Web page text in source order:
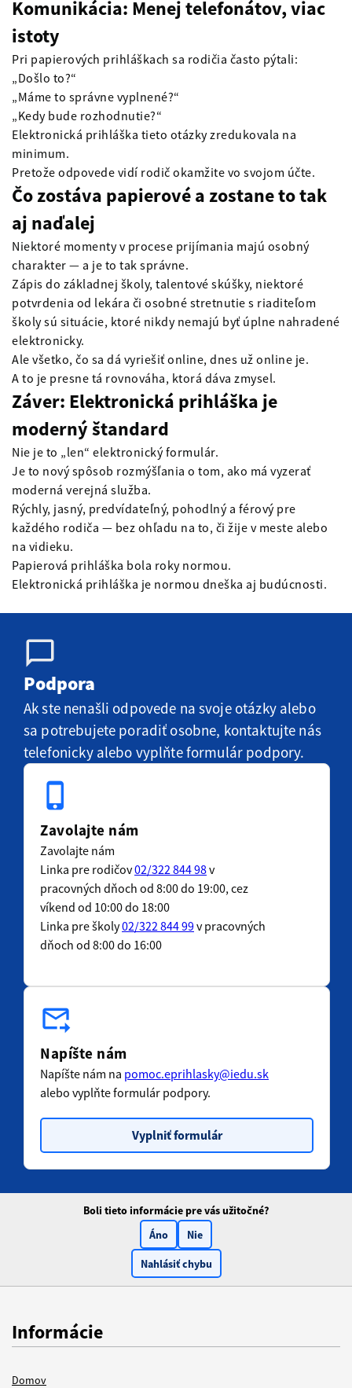
Komunikácia: Menej telefonátov, viac
istoty
Pri papierových prihláškach sa rodičia často pýtali:
„Došlo to?“
„Máme to správne vyplnené?“
„Kedy bude rozhodnutie?“
Elektronická prihláška tieto otázky zredukovala na
minimum.
Pretože odpovede vidí rodič okamžite vo svojom účte.
Čo zostáva papierové a zostane to tak
aj naďalej
Niektoré momenty v procese prijímania majú osobný
charakter — a je to tak správne.
Zápis do základnej školy, talentové skúšky, niektoré
potvrdenia od lekára či osobné stretnutie s riaditeľom
školy sú situácie, ktoré nikdy nemajú byť úplne nahradené
elektronicky.
Ale všetko, čo sa dá vyriešiť online, dnes už online je.
A to je presne tá rovnováha, ktorá dáva zmysel.
Záver: Elektronická prihláška je
moderný štandard
Nie je to „len“ elektronický formulár.
Je to nový spôsob rozmýšľania o tom, ako má vyzerať
moderná verejná služba.
Rýchly, jasný, predvídateľný, pohodlný a férový pre
každého rodiča — bez ohľadu na to, či žije v meste alebo
na vidieku.
Papierová prihláška bola roky normou.
Elektronická prihláška je normou dneška aj budúcnosti.
Podpora
Ak ste nenašli odpovede na svoje otázky alebo
sa potrebujete poradiť osobne, kontaktujte nás
telefonicky alebo vyplňte formulár podpory.
phone_iphone
Zavolajte nám
Zavolajte nám
Linka pre rodičov02/322 844 98v
pracovných dňoch od 8:00 do 19:00, cez
víkend od 10:00 do 18:00
Linka pre školy02/322 844 99v pracovných
dňoch od 8:00 do 16:00
forward_to_inbox
Napíšte nám
Napíšte nám na pomoc.eprihlasky@iedu.sk
alebo vyplňte formulár podpory.
Vyplniť formulár
Boli tieto informácie pre vás užitočné?
Áno
Nie
Nahlásiť chybu
Informácie
Domov